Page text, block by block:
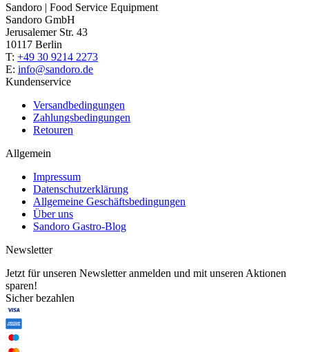
Sandoro | Food Service Equipment
Sandoro GmbH
Jerusalemer Str. 43
10117 Berlin
T: +49 30 9214 2273
E: info@sandoro.de
Kundenservice
Versandbedingungen
Zahlungsbedingungen
Retouren
Allgemein
Impressum
Datenschutzerklärung
Allgemeine Geschäftsbedingungen
Über uns
Sandoro Gastro-Blog
Newsletter
Jetzt für unseren Newsletter anmelden und mit unseren Aktionen
sparen!
Sicher bezahlen